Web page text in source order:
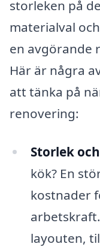
storleken på
materialval
en avgörande
Här är några
att tänka på
renovering:
Storlek
kök? En
kostnader
layouten,